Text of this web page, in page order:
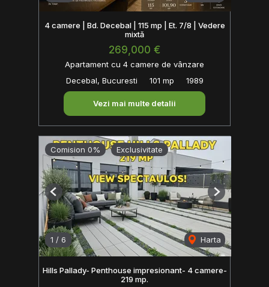
4 camere | Bd. Decebal | 115 mp | Et. 7/8 | Vedere
mixtă
269,000 €
Apartament cu 4 camere de vânzare
Decebal, Bucuresti
101 mp 1989
Vezi mai multe detalii
Comision 0% Exclusivitate
1 / 6 Harta
Previous Next
Hills Pallady- Penthouse impresionant- 4 camere-
219 mp.